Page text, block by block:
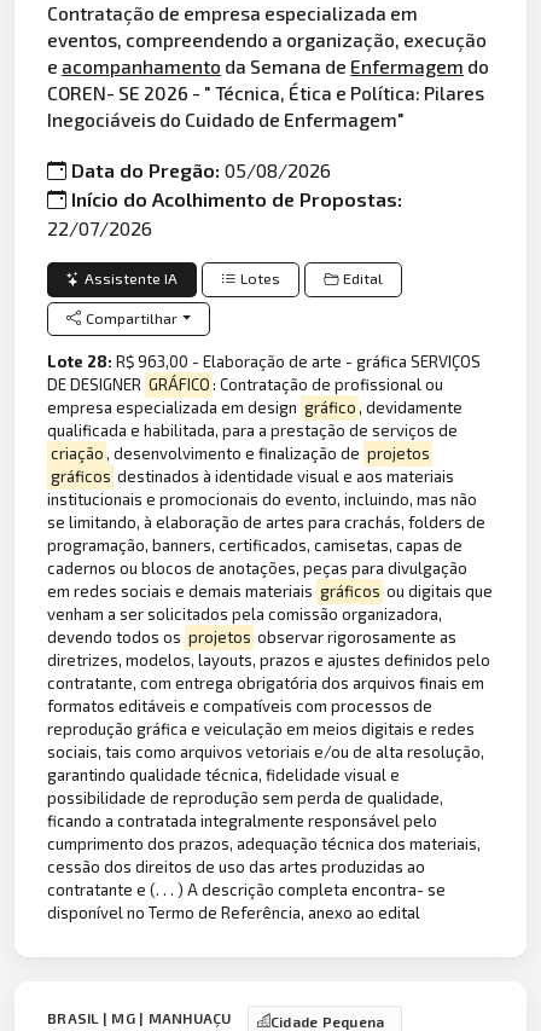
Contratação de empresa especializada em
eventos, compreendendo a organização, execução
e acompanhamento da Semana de Enfermagem do
COREN- SE 2026 - " Técnica, Ética e Política: Pilares
Inegociáveis do Cuidado de Enfermagem"
Data do Pregão:05/08/2026
Início do Acolhimento de Propostas:
22/07/2026
Assistente IA Lotes Edital
Compartilhar
Lote 28:R$ 963,00 - Elaboração de arte - gráfica SERVIÇOS
DE DESIGNER GRÁFICO: Contratação de profissional ou
empresa especializada em design gráfico, devidamente
qualificada e habilitada, para a prestação de serviços de
criação, desenvolvimento e finalização de projetos
gráficos destinados à identidade visual e aos materiais
institucionais e promocionais do evento, incluindo, mas não
se limitando, à elaboração de artes para crachás, folders de
programação, banners, certificados, camisetas, capas de
cadernos ou blocos de anotações, peças para divulgação
em redes sociais e demais materiais gráficos ou digitais que
venham a ser solicitados pela comissão organizadora,
devendo todos os projetos observar rigorosamente as
diretrizes, modelos, layouts, prazos e ajustes definidos pelo
contratante, com entrega obrigatória dos arquivos finais em
formatos editáveis e compatíveis com processos de
reprodução gráfica e veiculação em meios digitais e redes
sociais, tais como arquivos vetoriais e/ou de alta resolução,
garantindo qualidade técnica, fidelidade visual e
possibilidade de reprodução sem perda de qualidade,
ficando a contratada integralmente responsável pelo
cumprimento dos prazos, adequação técnica dos materiais,
cessão dos direitos de uso das artes produzidas ao
contratante e (. . . ) A descrição completa encontra- se
disponível no Termo de Referência, anexo ao edital
BRASIL | MG | MANHUAÇU Cidade Pequena